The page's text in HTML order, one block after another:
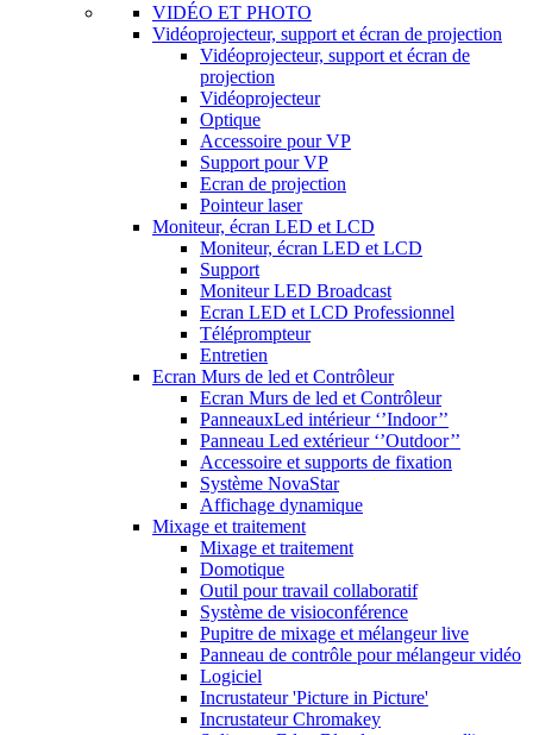
VIDÉO ET PHOTO
Vidéoprojecteur, support et écran de projection
Vidéoprojecteur, support et écran de
projection
Vidéoprojecteur
Optique
Accessoire pour VP
Support pour VP
Ecran de projection
Pointeur laser
Moniteur, écran LED et LCD
Moniteur, écran LED et LCD
Support
Moniteur LED Broadcast
Ecran LED et LCD Professionnel
Téléprompteur
Entretien
Ecran Murs de led et Contrôleur
Ecran Murs de led et Contrôleur
PanneauxLed intérieur ‘’Indoor’’
Panneau Led extérieur ‘’Outdoor’’
Accessoire et supports de fixation
Système NovaStar
Affichage dynamique
Mixage et traitement
Mixage et traitement
Domotique
Outil pour travail collaboratif
Système de visioconférence
Pupitre de mixage et mélangeur live
Panneau de contrôle pour mélangeur vidéo
Logiciel
Incrustateur 'Picture in Picture'
Incrustateur Chromakey